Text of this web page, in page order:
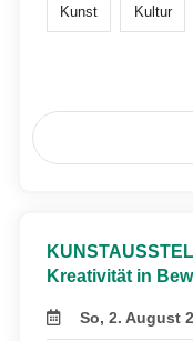
Kunst Kultur
Kreativität in
So, 2. August